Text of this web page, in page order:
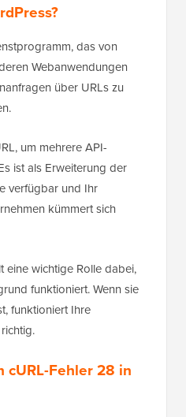
das von
Webanwendungen
über URLs zu
um mehrere API-
ist als Erweiterung der
verfügbar und Ihr
kümmert sich
eine wichtige Rolle dabei,
funktioniert. Wenn sie
funktioniert Ihre
cURL-Fehler 28 in